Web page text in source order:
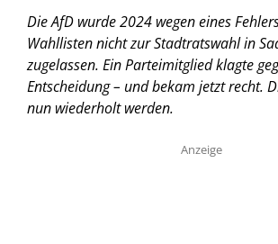
Die AfD wurde 2024 wegen eines
Wahllisten nicht zur Stadtratswahl in
zugelassen. Ein Parteimitglied klagte
Entscheidung – und bekam jetzt recht.
nun wiederholt werden.
Anzeige